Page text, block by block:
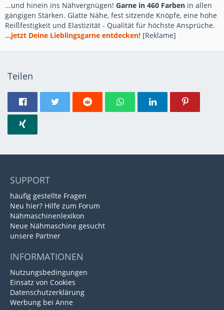
...und hinein ins Nähvergnügen! Garne in 460 Farben in allen
gängigen Stärken. Glatte Nähe, fest sitzende Knöpfe, eine hohe
Reißfestigkeit und Elastizität - Qualität für höchste Ansprüche.
...jetzt Deine Lieblingsgarne entdecken! [Reklame]
Teilen
SUPPORT
häufig gestellte Fragen
Neu hier? Hilfe zum Forum
Nähmaschinenlexikon
Neue Nähmaschine gesucht
unsere Partner
INFORMATIONEN
Nutzungsbedingungen
Einsatz von Cookies
Datenschutzerklärung
Werbung bei Anne